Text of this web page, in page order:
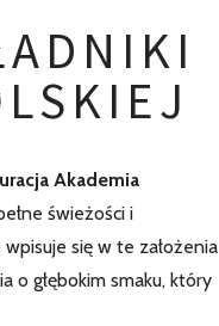
Akademia
świeżości i
się w te założenia
o głębokim smaku, który